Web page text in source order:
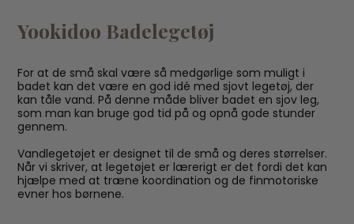
Yookidoo Badelegetøj
For at de små skal være så medgørlige som muligt i
badet kan det være en god idé med sjovt legetøj, der
kan tåle vand. På denne måde bliver badet en sjov leg,
som man kan bruge god tid på og opnå gode stunder
gennem.
Vandlegetøjet er designet til de små og deres størrelser.
Når vi skriver, at legetøjet er lærerigt er det fordi det kan
hjælpe med at træne koordination og de finmotoriske
evner hos børnene.